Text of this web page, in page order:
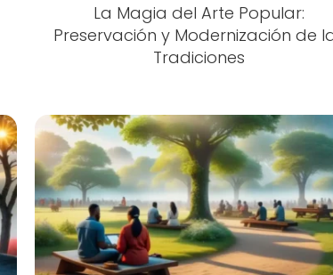
La Magia del Arte Popular:
Preservación y Modernización de
Tradiciones